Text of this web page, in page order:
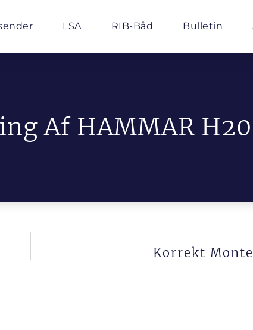
LSA RIB-Båd Bulletin
Af HAMMAR H20
Korrekt